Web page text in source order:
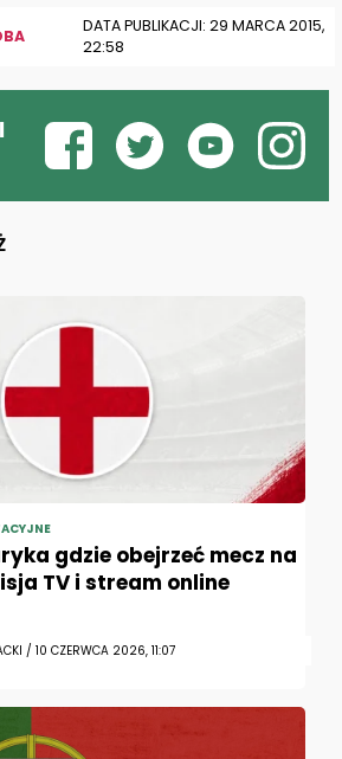
DATA PUBLIKACJI: 29 MARCA 2015,
22:58
gdzie obejrzeć mecz na
TV i stream online
/ 10 CZERWCA 2026, 11:07